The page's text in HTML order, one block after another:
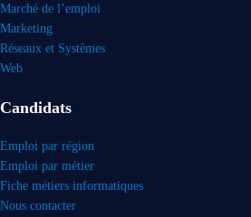
Marché de l’emploi
Marketing
Réseaux et Systèmes
Web
Candidats
Emploi par région
Emploi par métier
Fiche métiers informatiques
Nous contacter